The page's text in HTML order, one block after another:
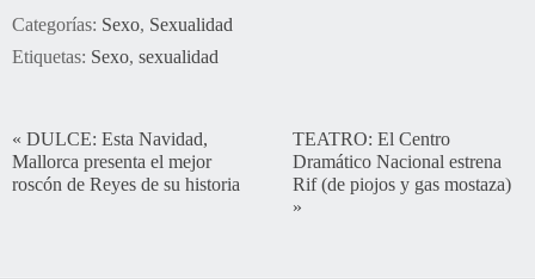
Categorías: Sexo, Sexualidad
Etiquetas: Sexo, sexualidad
« DULCE: Esta Navidad,
Mallorca presenta el mejor
roscón de Reyes de su historia
TEATRO: El Centro
Dramático Nacional estrena
Rif (de piojos y gas mostaza)
»